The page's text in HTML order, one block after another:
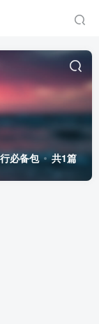
必备包 共1篇